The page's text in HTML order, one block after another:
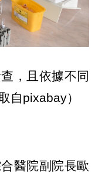
，且依據不同
自pixabay）
醫院副院長歐